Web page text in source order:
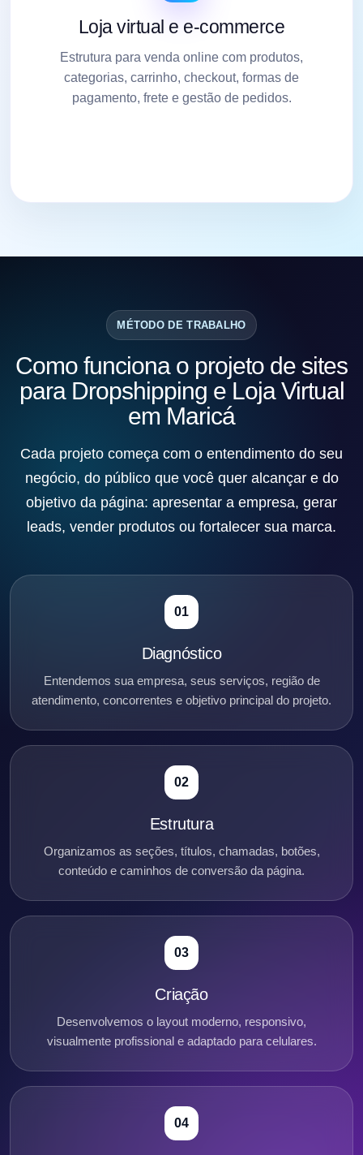
Loja virtual e e-commerce
Estrutura para venda online com produtos,
categorias, carrinho, checkout, formas de
pagamento, frete e gestão de pedidos.
MÉTODO DE TRABALHO
Como funciona o projeto de sites
para Dropshipping e Loja Virtual
em Maricá
Cada projeto começa com o entendimento do seu
negócio, do público que você quer alcançar e do
objetivo da página: apresentar a empresa, gerar
leads, vender produtos ou fortalecer sua marca.
01
Diagnóstico
Entendemos sua empresa, seus serviços, região de
atendimento, concorrentes e objetivo principal do projeto.
02
Estrutura
Organizamos as seções, títulos, chamadas, botões,
conteúdo e caminhos de conversão da página.
03
Criação
Desenvolvemos o layout moderno, responsivo,
visualmente profissional e adaptado para celulares.
04